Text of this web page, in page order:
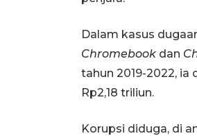
Dalam kasus
Chromebook dan
tahun 2019-2022,
Rp2,18 triliun.
Korupsi diduga, di